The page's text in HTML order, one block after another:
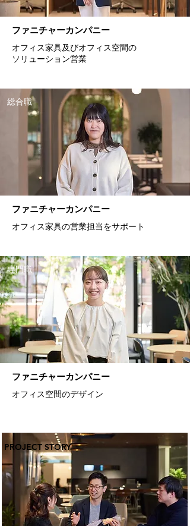
ファニチャーカンパニー
オフィス家具及びオフィス空間の
ソリューション営業
総合職
ファニチャーカンパニー
オフィス家具の営業担当をサポート
専門職
ファニチャーカンパニー
オフィス空間のデザイン
PROJECT STORY